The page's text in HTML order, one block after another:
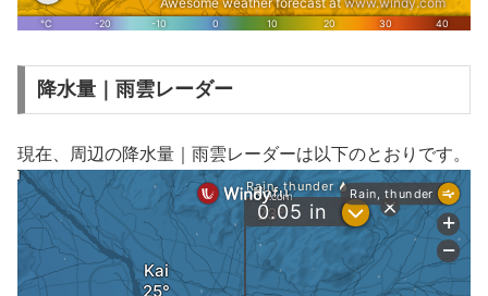
降水量｜雨雲レーダー
現在、周辺の降水量｜雨雲レーダーは以下のとおりです。